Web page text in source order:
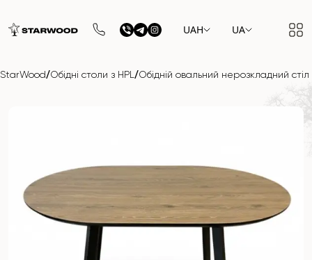
UAH UA
StarWood/Обідні столи з HPL /Обідній овальний нерозкладний